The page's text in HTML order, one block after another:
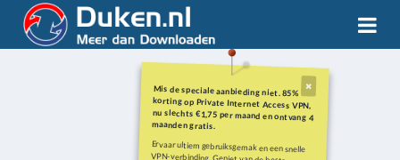
Mis de speciale aanbieding niet. 85%
korting op Private Internet Access VPN,
nu slechts €1,75 per maand en ontvang 4
maanden gratis.
Ervaar ultiem gebruiksgemak en een snelle
VPN-verbinding. Geniet van de beste
kwaliteit voor de scherpste prijs. Met
Private Internet Access kun je moeiteloos
torrents, Usenet en Netflix gebruiken! En
geld-terug-garantie van 30 dagen, dus je